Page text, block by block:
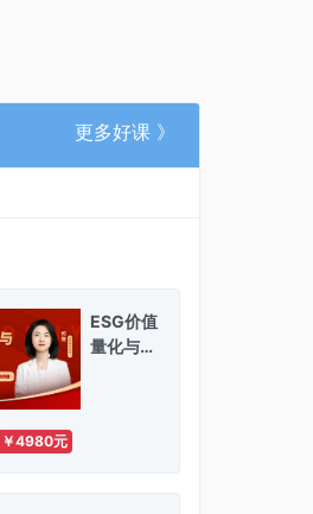
更多好课 》
ESG价值
量化与估
￥4980元